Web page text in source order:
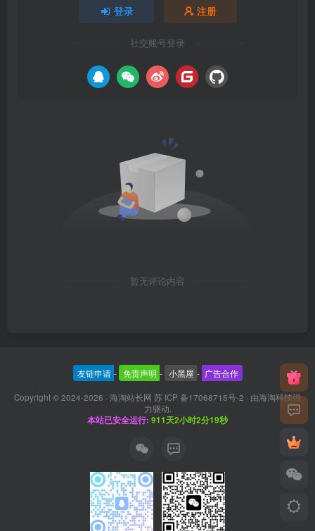
登录 注册
社交账号登录
暂无评论内容
友链申请 - 免责声明 - 小黑屋 - 广告合作
Copyright © 2024-2026 · 海淘站长网 苏 ICP 备17068715号-2 · 由海淘科技强
力驱动.
本站已安全运行: 911天2小时2分19秒